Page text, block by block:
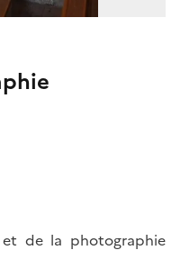
de la photographie